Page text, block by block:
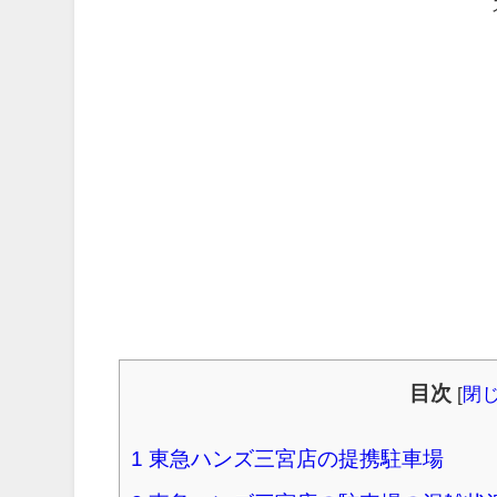
目次 [閉
1 東急ハンズ三宮店の提携駐車場